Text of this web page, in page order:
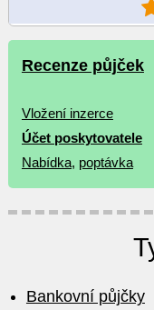
Recenze půjček
Vložení inzerce
Účet poskytovatele
Nabídka, poptávka
Bankovní půjčky